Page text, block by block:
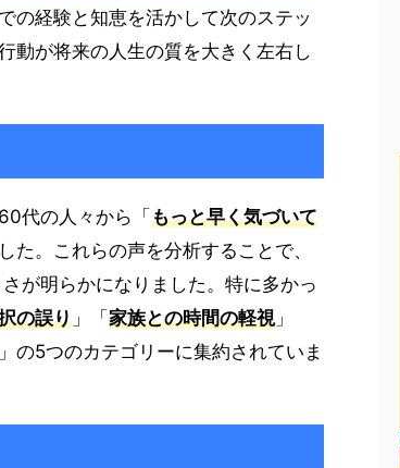
の経験と知恵を活かして次のステッ
動が将来の人生の質を大きく左右し
代の人々から「もっと早く気づいて
た。これらの声を分析することで、
が明らかになりました。特に多かっ
の誤り 」「家族との時間の軽視」
の5つのカテゴリーに集約されていま